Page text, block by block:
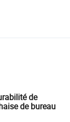
de
de bureau